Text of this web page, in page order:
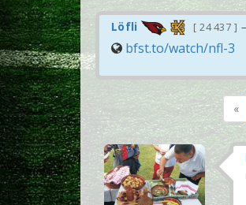
Löfli 24 437
bfst.to/watch/nfl-3
«